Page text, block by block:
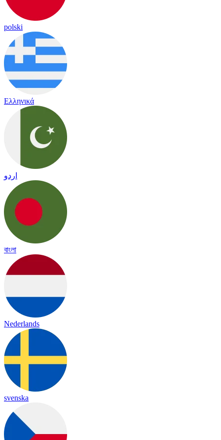
polski
Ελληνικά
اردو
বাংলা
Nederlands
svenska